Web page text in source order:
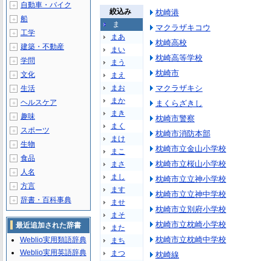
絞込み
ま
まあ
まい
まう
まえ
まお
まか
まき
まく
まけ
まこ
まさ
まし
ます
ませ
まそ
また
まち
まつ
枕崎港
マクラザキコウ
枕崎高校
枕崎高等学校
枕崎市
マクラザキシ
まくらざきし
枕崎市警察
枕崎市消防本部
枕崎市立金山小学校
枕崎市立桜山小学校
枕崎市立立神小学校
枕崎市立立神中学校
枕崎市立別府小学校
枕崎市立枕崎小学校
枕崎市立枕崎中学校
枕崎線
＋ 自動車・バイク
＋ 船
＋ 工学
＋ 建築・不動産
＋ 学問
＋ 文化
＋ 生活
＋ ヘルスケア
＋ 趣味
＋ スポーツ
＋ 生物
＋ 食品
＋ 人名
＋ 方言
＋ 辞書・百科事典
最近追加された辞書
Weblio実用類語辞典
Weblio実用英語辞典